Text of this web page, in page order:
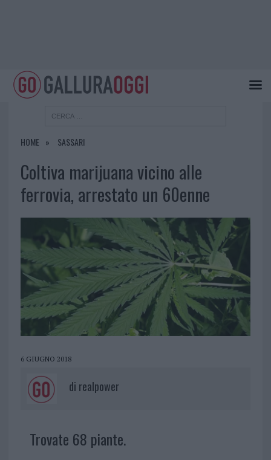
HOME SASSARI
Coltiva marijuana vicino alle
ferrovia, arrestato un 60enne
6 GIUGNO 2018
di realpower
Trovate 68 piante.